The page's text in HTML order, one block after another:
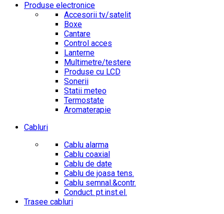
Produse electronice
Accesorii tv/satelit
Boxe
Cantare
Control acces
Lanterne
Multimetre/testere
Produse cu LCD
Sonerii
Statii meteo
Termostate
Aromaterapie
Cabluri
Cablu alarma
Cablu coaxial
Cablu de date
Cablu de joasa tens.
Cablu semnal.&contr.
Conduct. pt.inst.el.
Trasee cabluri